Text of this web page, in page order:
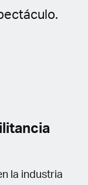
la industria